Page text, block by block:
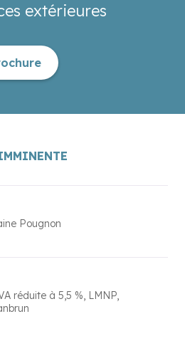
extérieures
Pougnon
réduite à 5,5 % LMNP